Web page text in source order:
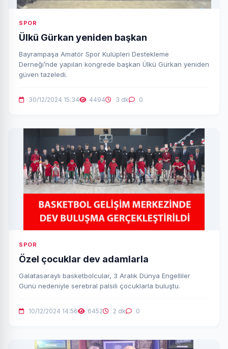
SPOR
Ülkü Gürkan yeniden başkan
Bayrampaşa Amatör Spor Kulüpleri Destekleme
Derneği’nde yapılan kongrede başkan Ülkü Gürkan yeniden
güven tazeledi.
30/12/2024 15:34 4494 3 dk 0
SPOR
Özel çocuklar dev adamlarla
Galatasaraylı basketbolcular, 3 Aralık Dünya Engelliler
Günü nedeniyle serebral palsili çocuklarla buluştu.
10/12/2024 14:56 6452 2 dk 0